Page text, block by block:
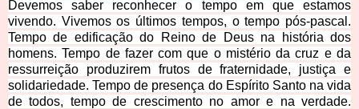
Devemos saber reconhecer o tempo em que estamos
vivendo. Vivemos os últimos tempos, o tempo pós-pascal.
Tempo de edificação do Reino de Deus na história dos
homens. Tempo de fazer com que o mistério da cruz e da
ressurreição produzirem frutos de fraternidade, justiça e
solidariedade. Tempo de presença do Espírito Santo na vida
de todos, tempo de crescimento no amor e na verdade.